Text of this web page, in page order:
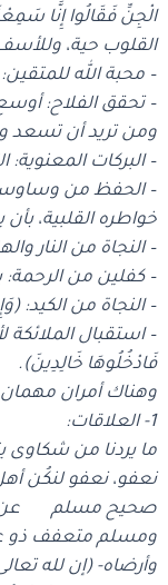
الْجِنِّ فَقَالُوا إِنَّا
القلوب حية،
– محبة الله
– تحقق الفلاح: أوسع
ومن تريد أن تسعد
– البركات المعنوية:
– الحفظ من وساوس
خواطره القلبية،
– النجاة من النار
– كفلين من الرحمة:
– النجاة من الكيد:
– استقبال
فَادْخُلُوهَا خَالِدِينَ).
وهناك أمران مهمان
1- العلاقات:
ما يردنا من شكاوى
نعفو، نعفو لنكُن
صحيح مسلم عن
ومسلم متعفف ذو
وأرضاه- (إن لله